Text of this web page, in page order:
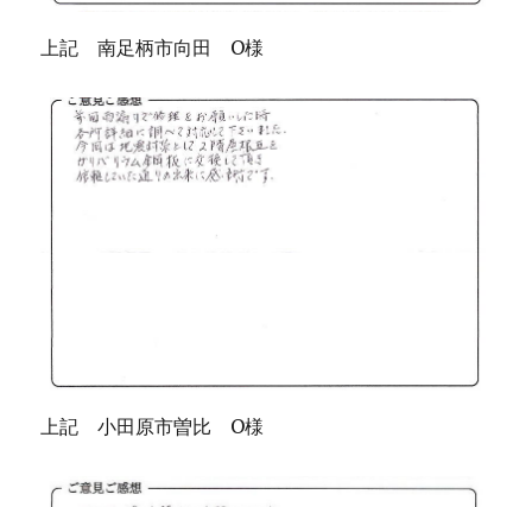
上記 南足柄市向田 O様
上記 小田原市曽比 O様